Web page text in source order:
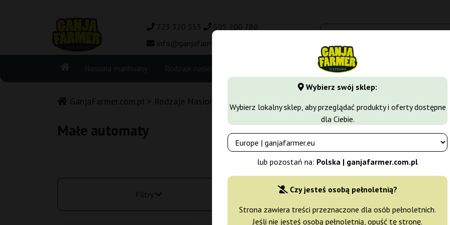
Wybierz swój sklep:
Wybierz lokalny sklep, aby przeglądać produkty i oferty dostępne
dla Ciebie.
lub pozostań na: Polska | ganjafarmer.com.pl
Czy jesteś osobą pełnoletnią?
Strona zawiera treści przeznaczone dla osób pełnoletnich.
Jeśli nie jesteś osobą pełnoletnią, opuść tę stronę.
723 320 553
505 200 780
info@ganjafarmer.com.pl
Nasiona marihuany Rodzaje nasion Odmiany marihuany
GanjaFarmer.com.pl Rodzaje Nasion Marihuany Małe Automaty
Małe automaty
Filtry Sortowanie